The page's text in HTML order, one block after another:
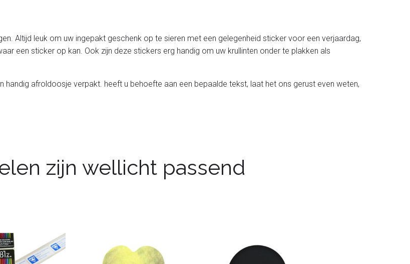
Altijd leuk om uw ingepakt geschenk op te sieren met een gelegenheid sticker voor een verjaardag,
een sticker op kan. Ook zijn deze stickers erg handig om uw krullinten onder te plakken als
handig afroldoosje verpakt. heeft u behoefte aan een bepaalde tekst, laat het ons gerust even weten,
zijn wellicht passend